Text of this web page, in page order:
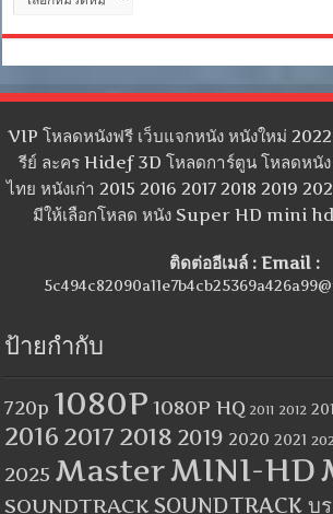
หมู่
VIP โหลดหนังฟรี เว็บแจกหนัง หนังใหม่
รีย์ ละคร Hidef 3D โหลดการ์ตูน โหลดหนั
ไทย หนังเก่า 2015 2016 2017 2018 2019
มีให้เลือกโหลด หนัง Super HD mini
ติดต่ออีเมล์ : Email :
ป้ายกำกับ
720p 1080P 1080P HQ 2011 2012
2016 2017 2018 2019 2020 2021
2025 MasterMINI-HD
SOUNDTRACK SOUNDTRACK บ